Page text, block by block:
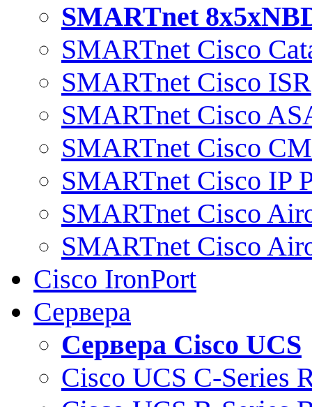
SMARTnet
SMARTnet Cisco
SMARTnet Cisco ISR
SMARTnet Cisco
SMARTnet Cisco
SMARTnet Cisco IP
SMARTnet Cisco
SMARTnet Cisco
Cisco IronPort
Сервера
Сервера Cisco UCS
Cisco UCS C-Series